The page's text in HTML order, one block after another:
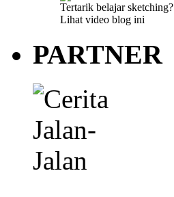
Tertarik belajar sketching?
Lihat video blog ini
PARTNER